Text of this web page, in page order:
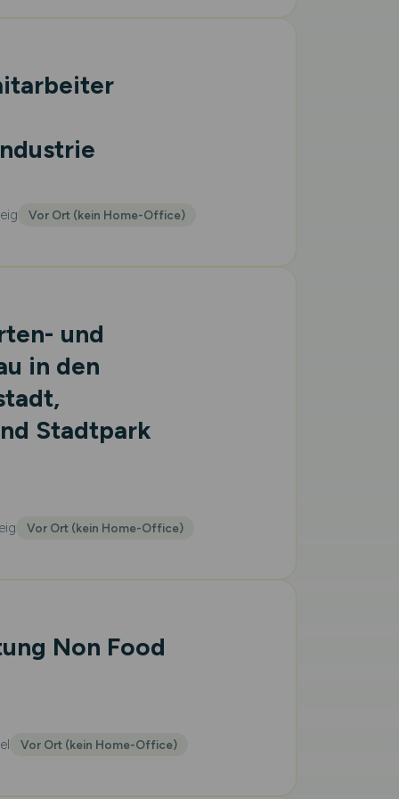
Vor Ort (kein Home-Office)
und
in den
Stadtpark
Vor Ort (kein Home-Office)
Non Food
Vor Ort (kein Home-Office)